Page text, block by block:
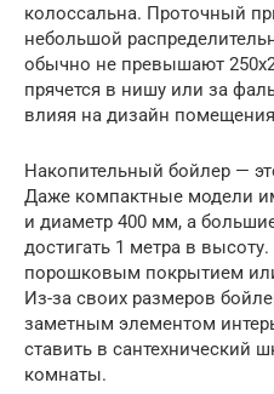
колоссальна. Проточный
небольшой
обычно не превышают
прячется в нишу или за
влияя на дизайн
Накопительный бойлер —
Даже компактные модели
и диаметр 400 мм, а
достигать 1 метра в
порошковым покрытием
Из-за своих размеров
заметным элементом
ставить в сантехнический
комнаты.